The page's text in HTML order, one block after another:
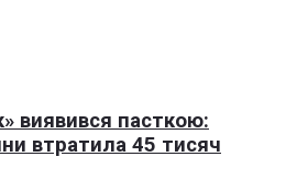
виявився пасткою:
втратила 45 тисяч